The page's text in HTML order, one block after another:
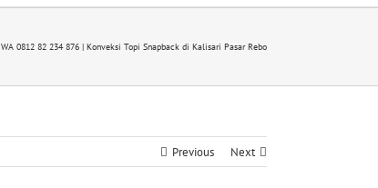
WA 0812 82 234 876 | Konveksi Topi Snapback di Kalisari Pasar Rebo
Previous Next